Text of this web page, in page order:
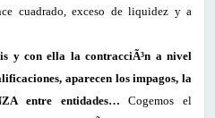
cuadrado, exceso de liquidez y a
y con ella la contracciÃ³n a nivel
aparecen los impagos, la
entre entidades…Cogemos el